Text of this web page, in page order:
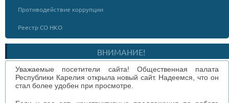
Противодействие коррупции
Реестр СО НКО
ВНИМАНИЕ!
Уважаемые посетители сайта! Общественная палата
Республики Карелия открыла новый сайт. Надеемся, что он
стал более удобен при просмотре.